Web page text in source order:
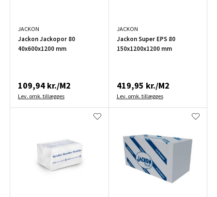
JACKON
Jackon Jackopor 80
40x600x1200 mm
109,94 kr./M2
Lev. omk. tillægges
JACKON
Jackon Super EPS 80
150x1200x1200 mm
419,95 kr./M2
Lev. omk. tillægges